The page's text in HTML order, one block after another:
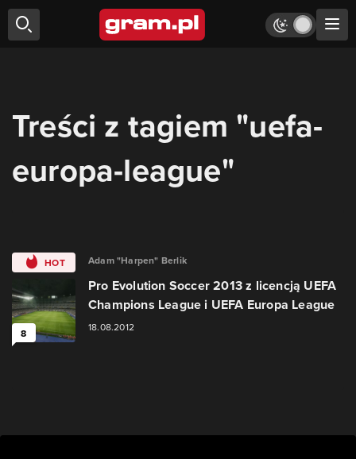
Treści z tagiem "uefa-
europa-league"
HOT
8
Adam "Harpen" Berlik
Pro Evolution Soccer 2013 z licencją UEFA
Champions League i UEFA Europa League
18.08.2012